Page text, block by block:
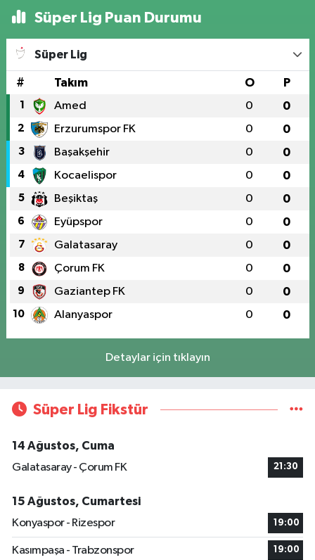
Süper Lig Puan Durumu
Süper Lig
# Takım O P
1 Amed 0 0
2 Erzurumspor FK 0 0
3 Başakşehir 0 0
4 Kocaelispor 0 0
5 Beşiktaş 0 0
6 Eyüpspor 0 0
7 Galatasaray 0 0
8 Çorum FK 0 0
9 Gaziantep FK 0 0
10 Alanyaspor 0 0
Detaylar için tıklayın
Süper Lig Fikstür
14 Ağustos, Cuma
Galatasaray - Çorum FK
21:30
15 Ağustos, Cumartesi
Konyaspor - Rizespor
19:00
Kasımpaşa - Trabzonspor 19:00